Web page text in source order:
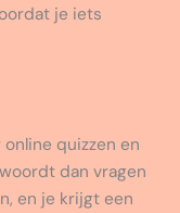
je iets
quizzen en
dan vragen
en je krijgt een